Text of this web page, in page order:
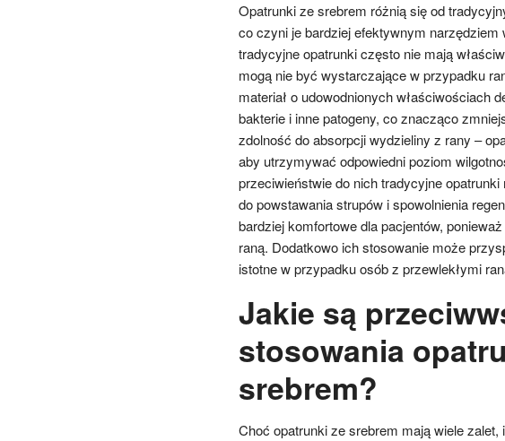
Opatrunki ze srebrem różnią się od
co czyni je bardziej efektywnym
tradycyjne opatrunki często nie mają
mogą nie być wystarczające w przypadku
materiał o udowodnionych właściwościach
bakterie i inne patogeny, co znacząco
zdolność do absorpcji wydzieliny z rany –
aby utrzymywać odpowiedni poziom
przeciwieństwie do nich tradycyjne
do powstawania strupów i spowolnienia
bardziej komfortowe dla pacjentów,
raną. Dodatkowo ich stosowanie może
istotne w przypadku osób z przewlekłymi
Jakie są
stosowania
srebrem?
Choć opatrunki ze srebrem mają wiele